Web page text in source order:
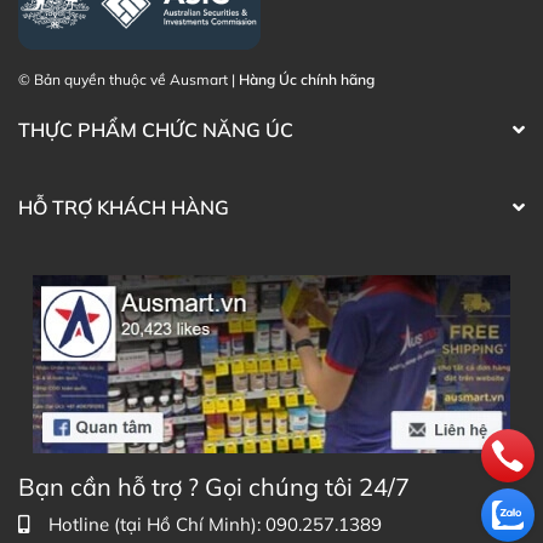
Thành phần Viên thải độc mỡ nội tạng Vitatree Organ
Fat Detox
Hướng Dẫn Sử Dụng
© Bản quyền thuộc về Ausmart | Hàng Úc chính hãng
THỰC PHẨM CHỨC NĂNG ÚC
HỖ TRỢ KHÁCH HÀNG
Bạn cần hỗ trợ ? Gọi chúng tôi 24/7
Hotline (tại Hồ Chí Minh): 090.257.1389